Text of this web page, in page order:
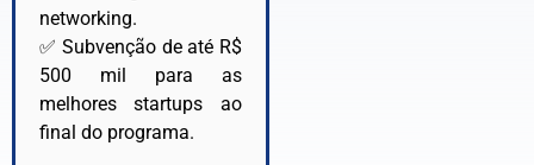
networking.
✅ Subvenção de até R$
500 mil para as
melhores startups ao
final do programa.